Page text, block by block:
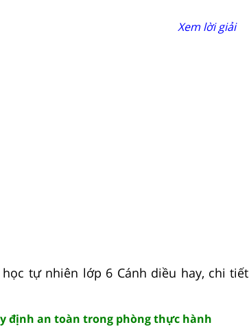
Xem lời giải
tự nhiên lớp 6 Cánh diều hay, chi tiết
định an toàn trong phòng thực hành